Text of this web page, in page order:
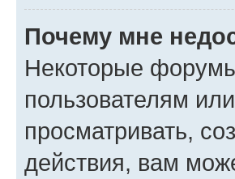
Почему мне
Некоторые
пользователям
просматривать,
действия, вам